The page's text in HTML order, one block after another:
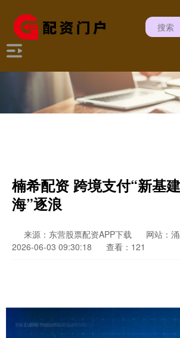
楠希配资 跨境支付“新基
海”逐浪
来源：东营股票配资APP下载 网站：
2026-06-03 09:30:18
查看：121